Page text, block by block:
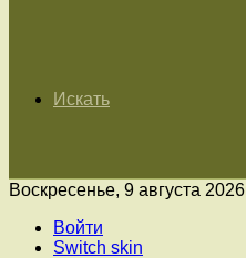
Искать
Воскресенье, 9 августа 2026
Войти
Switch skin